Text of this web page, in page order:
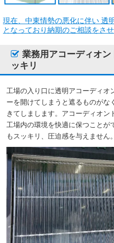
現在、中東情勢の悪化に伴い 透
となっており納期のご相談をさ
業務用アコーディオ
ッキリ
工場の入り口に透明アコーディオ
ーを開けてしまうと遮るものがな
きてしまします。アコーディオ
工場内の環境を快適に保つことが
もスッキリ、圧迫感を与えません。